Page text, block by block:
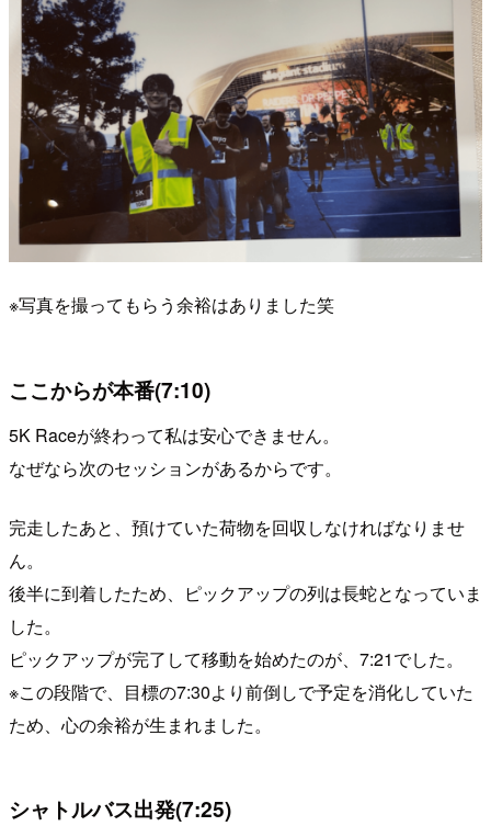
※写真を撮ってもらう余裕はありました笑
ここからが本番(7:10)
5K Raceが終わって私は安心できません。
なぜなら次のセッションがあるからです。
完走したあと、預けていた荷物を回収しなければなりませ
ん。
後半に到着したため、ピックアップの列は長蛇となっていま
した。
ピックアップが完了して移動を始めたのが、7:21でした。
※この段階で、目標の7:30より前倒しで予定を消化していた
ため、心の余裕が生まれました。
シャトルバス出発(7:25)